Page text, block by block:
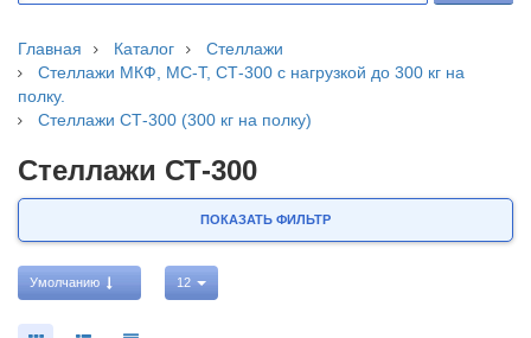
Главная Каталог
Стеллажи
Стеллажи МКФ, МС-Т, СТ-300 с нагрузкой до 300 кг на
полку.
Стеллажи СТ-300 (300 кг на полку)
Стеллажи СТ-300
ПОКАЗАТЬ ФИЛЬТР
Умолчанию 12